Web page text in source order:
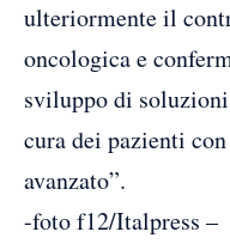
ulteriormente il
oncologica e
sviluppo di
cura dei pazienti
avanzato”.
-foto f12/Italpress –